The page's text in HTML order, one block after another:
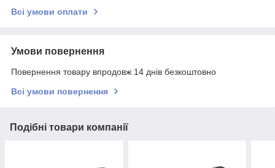
Всі умови оплати
Умови повернення
Повернення товару впродовж 14 днів безкоштовно
Всі умови повернення
Подібні товари компанії